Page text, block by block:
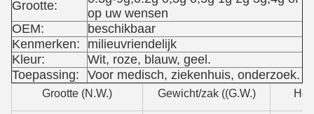
Grootte:
op uw wensen
OEM:
beschikbaar
Kenmerken:
milieuvriendelijk
Kleur:
Wit, roze, blauw, geel.
Toepassing:
Voor medisch, ziekenhuis, onderzoek.
Grootte (N.W.) Gewicht/zak ((G.W.)